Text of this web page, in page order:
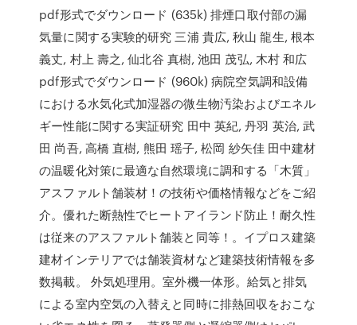
pdf形式でダウンロード (635k) 排煙口取付部の漏
気量に関する実験的研究 三浦 貴広, 秋山 龍生, 根本
義丈, 村上 壽之, 仙北谷 真樹, 池田 茂弘, 木村 和広
pdf形式でダウンロード (960k) 病院空気調和設備
における水気化式加湿器の微生物汚染およびエネル
ギー性能に関する実証研究 田中 英紀, 丹羽 英治, 武
田 尚吾, 高橋 直樹, 熊田 瑶子, 松岡 紗矢佳 田中建材
の温暖化対策に最適な自然環境に調和する「木質」
アスファルト舗装材！の技術や価格情報などをご紹
介。優れた断熱性でヒートアイランド防止！耐久性
は従来のアスファルト舗装と同等！。イプロス建築
建材インテリアでは舗装資材など建築技術情報を多
数掲載。 外気処理用。室外機一体形。給気と排気
による室内空気の入替えと同時に排熱回収をおこな